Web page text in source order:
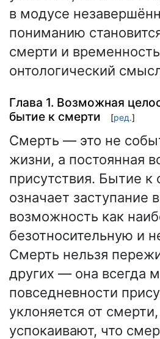
в модусе
пониманию
смерти и
онтологический
Глава 1. Возможная
бытие к смерти
[ред.]
Смерть — это не
жизни, а постоянная
присутствия. Бытие к
означает заступание
возможность как
безотносительную и
Смерть нельзя
других — она всегда
повседневности
уклоняется от
успокаивают, что